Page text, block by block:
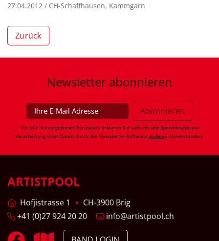
27.04.2012 / CH-Schaffhausen, Kammgarn
Zurück
Newsletter abonnieren
Mit der Nutzung dieses Formulars erklären Sie sich mit der Speicherung und
Verarbeitung Ihrer Daten durch die Newsletter-Software dodeley einverstanden.
ARTISTPOOL
Hofjistrasse 1
CH-3900 Brig
+41 (0)27 924 20 20
info@artistpool.ch